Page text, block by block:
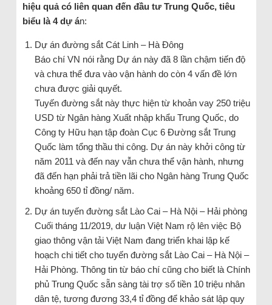
hiệu quả có liên quan đến đầu tư Trung Quốc, tiêu
biểu là 4 dự án:
Dự án đường sắt Cát Linh – Hà Đông
Báo chí VN nói rằng Dự án này đã 8 lần chậm tiến độ
và chưa thể đưa vào vận hành do còn 4 vấn đề lớn
chưa được giải quyết.
Tuyến đường sắt này thực hiện từ khoản vay 250 triệu
USD từ Ngân hàng Xuất nhập khẩu Trung Quốc, do
Công ty Hữu hạn tập đoàn Cục 6 Đường sắt Trung
Quốc làm tổng thầu thi công. Dự án này khởi công từ
năm 2011 và đến nay vẫn chưa thể vận hành, nhưng
đã đến hạn phải trả tiền lãi cho Ngân hàng Trung Quốc
khoảng 650 tỉ đồng/ năm.
Dự án tuyến đường sắt Lào Cai – Hà Nội – Hải phòng
Cuối tháng 11/2019, dư luận Việt Nam rộ lên việc Bộ
giao thông vận tải Việt Nam đang triển khai lập kế
hoạch chi tiết cho tuyến đường sắt Lào Cai – Hà Nội –
Hải Phòng. Thông tin từ báo chí cũng cho biết là Chính
phủ Trung Quốc sẵn sàng tài trợ số tiền 10 triệu nhân
dân tệ, tương đương 33,4 tỉ đồng để khảo sát lập quy